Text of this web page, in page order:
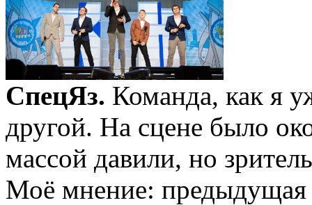
СпецЯз. Команда, как я
другой. На сцене было
массой давили, но
Моё мнение: предыдущая